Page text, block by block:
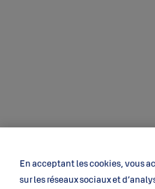
En acceptant les cookies, vous
sur les réseaux sociaux et